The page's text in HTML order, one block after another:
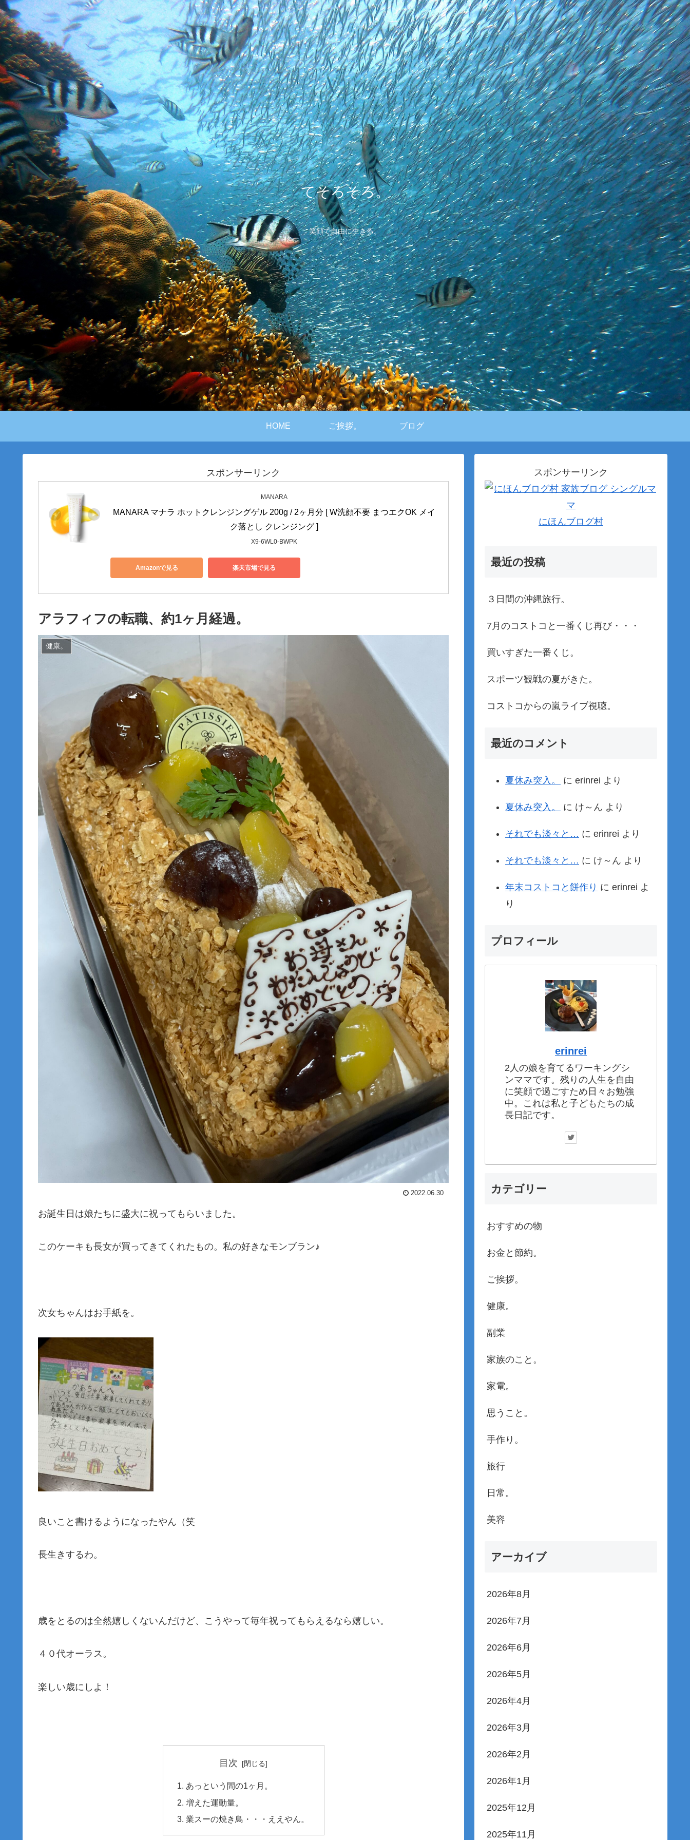
てそろそろ。
笑顔で自由に生きる。
HOME ご挨拶。 ブログ
スポンサーリンク
MANARA
MANARA マナラ ホットクレンジングゲル 200g / 2ヶ月分 [ W洗顔不要 まつエクOK メイ
ク落とし クレンジング ]
X9-6WL0-BWPK
Amazonで見る 楽天市場で見る
アラフィフの転職、約1ヶ月経過。
健康。
2022.06.30
お誕生日は娘たちに盛大に祝ってもらいました。
このケーキも長女が買ってきてくれたもの。私の好きなモンブラン♪
次女ちゃんはお手紙を。
良いこと書けるようになったやん（笑
長生きするわ。
歳をとるのは全然嬉しくないんだけど、こうやって毎年祝ってもらえるなら嬉しい。
４０代オーラス。
楽しい歳にしよ！
目次
あっという間の1ヶ月。
増えた運動量。
業スーの焼き鳥・・・ええやん。
スポンサーリンク
にほんブログ村
最近の投稿
３日間の沖縄旅行。
7月のコストコと一番くじ再び・・・
買いすぎた一番くじ。
スポーツ観戦の夏がきた。
コストコからの嵐ライブ視聴。
最近のコメント
夏休み突入。 に erinrei より
夏休み突入。 に け～ん より
それでも淡々と… に erinrei より
それでも淡々と… に け～ん より
年末コストコと餅作り に erinrei よ
り
プロフィール
erinrei
2人の娘を育てるワーキングシ
ンママです。残りの人生を自由
に笑顔で過ごすため日々お勉強
中。これは私と子どもたちの成
長日記です。
カテゴリー
おすすめの物
お金と節約。
ご挨拶。
健康。
副業
家族のこと。
家電。
思うこと。
手作り。
旅行
日常。
美容
アーカイブ
2026年8月
2026年7月
2026年6月
2026年5月
2026年4月
2026年3月
2026年2月
2026年1月
2025年12月
2025年11月